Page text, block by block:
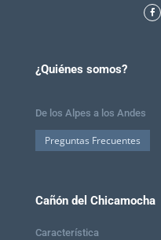
¿Quiénes somos?
De los Alpes a los Andes
Preguntas Frecuentes
Cañón del Chicamocha
Característica